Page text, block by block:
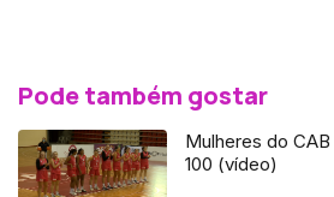
Pode também gostar
Mulheres do
100 (vídeo)